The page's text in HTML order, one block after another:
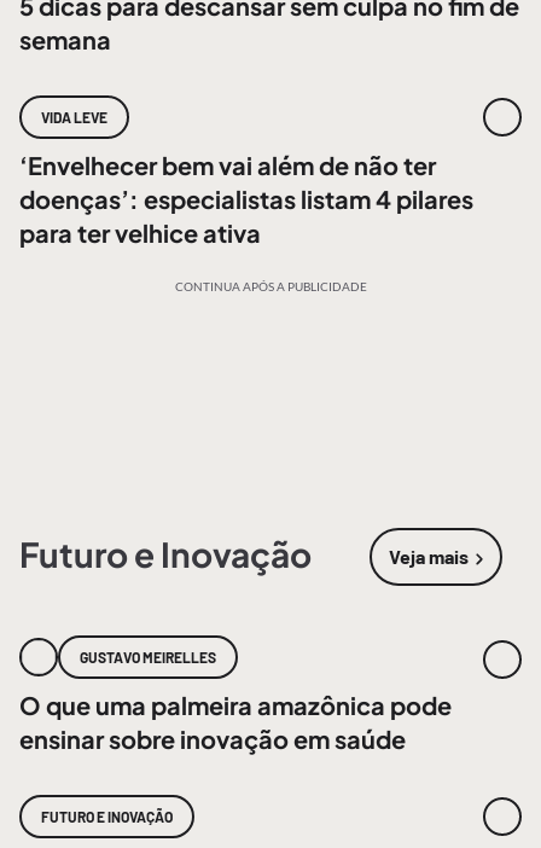
semana
VIDA LEVE
‘Envelhecer bem vai além de não ter
doenças’: especialistas listam 4 pilares
para ter velhice ativa
CONTINUA APÓS A PUBLICIDADE
Futuro e Inovação Veja mais
sobre
GUSTAVO MEIRELLES
O que uma palmeira amazônica pode
ensinar sobre inovação em saúde
FUTURO E INOVAÇÃO